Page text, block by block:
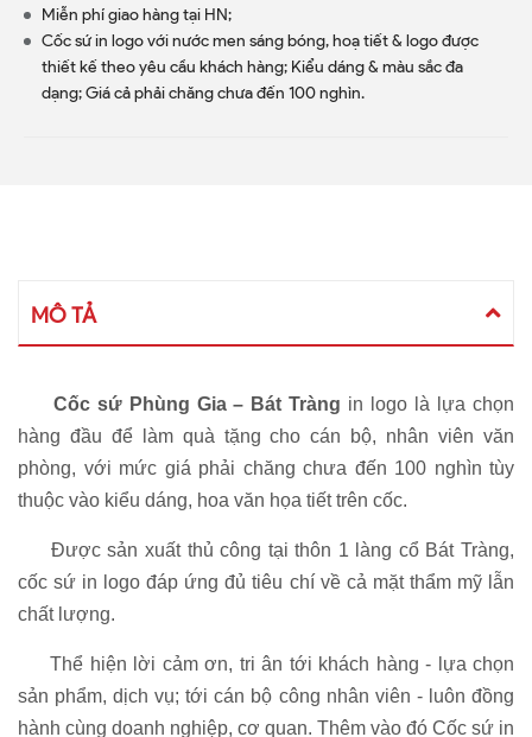
Miễn phí giao hàng tại HN;
Cốc sứ in logo với nước men sáng bóng, hoạ tiết & logo được
thiết kế theo yêu cầu khách hàng; Kiểu dáng & màu sắc đa
dạng; Giá cả phải chăng chưa đến 100 nghìn.
MÔ TẢ
Cốc sứ Phùng Gia – Bát Tràng in logo là lựa chọn
hàng đầu để làm quà tặng cho cán bộ, nhân viên văn
phòng, với mức giá phải chăng chưa đến 100 nghìn tùy
thuộc vào kiểu dáng, hoa văn họa tiết trên cốc.
Được sản xuất thủ công tại thôn 1 làng cổ Bát Tràng,
cốc sứ in logo đáp ứng đủ tiêu chí về cả mặt thẩm mỹ lẫn
chất lượng.
Thể hiện lời cảm ơn, tri ân tới khách hàng - lựa chọn
sản phẩm, dịch vụ; tới cán bộ công nhân viên - luôn đồng
hành cùng doanh nghiệp, cơ quan. Thêm vào đó Cốc sứ in